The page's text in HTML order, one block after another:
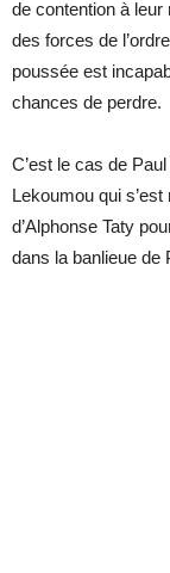
de contention à
des forces de
poussée est
chances de perdre.
C’est le cas de
Lekoumou qui
d’Alphonse Taty
dans la banlieue de